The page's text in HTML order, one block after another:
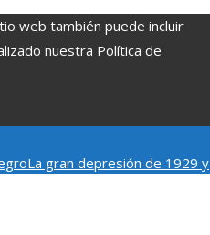
web también puede incluir
nuestra Política de
La gran depresión de 1929 y